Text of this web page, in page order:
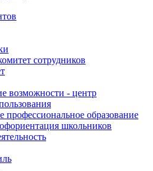
сотрудников
возможности - центр
профессиональное образование
школьников